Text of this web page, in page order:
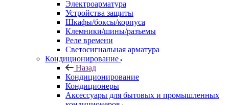
Электроарматура
Устройства защиты
Шкафы/боксы/корпуса
Клемники/шины/разъемы
Реле времени
Светосигнальная арматура
Кондиционирование
Назад
Кондиционирование
Кондиционеры
Аксессуары для бытовых и промышленных